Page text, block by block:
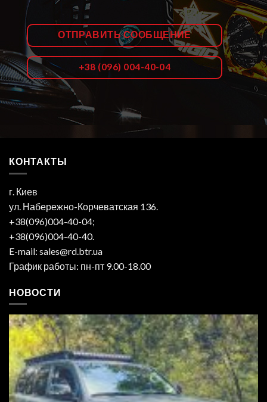
ОТПРАВИТЬ СООБЩЕНИЕ
+38 (096) 004-40-04
КОНТАКТЫ
г. Киев
ул. Набережно-Корчеватская 136.
+38(096)004-40-04;
+38(096)004-40-40.
E-mail: sales@rd.btr.ua
График работы: пн-пт 9.00-18.00
НОВОСТИ